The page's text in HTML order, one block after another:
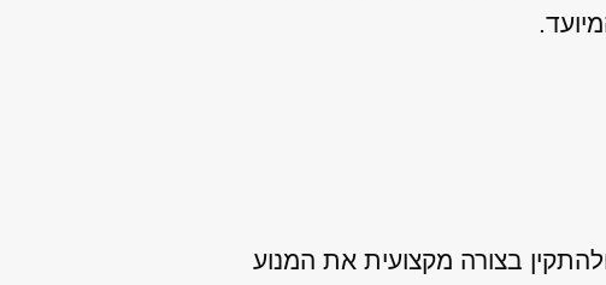
בצורה מקצועית את המנוע